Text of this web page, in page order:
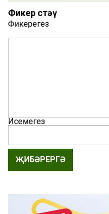
Фикер өстәү
Фикерегез
Исемегез
ҖИБӘРЕРГӘ